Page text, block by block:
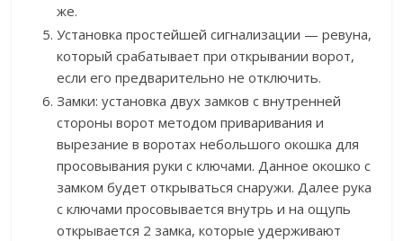
же.
Установка простейшей сигнализации — ревуна,
который срабатывает при открывании ворот,
если его предварительно не отключить.
Замки: установка двух замков с внутренней
стороны ворот методом приваривания и
вырезание в воротах небольшого окошка для
просовывания руки с ключами. Данное окошко с
замком будет открываться снаружи. Далее рука
с ключами просовывается внутрь и на ощупь
открывается 2 замка, которые удерживают